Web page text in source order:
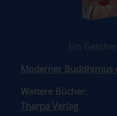
Ein
Moderner Buddhimus
Weitere Bücher:
Tharpa Verlag